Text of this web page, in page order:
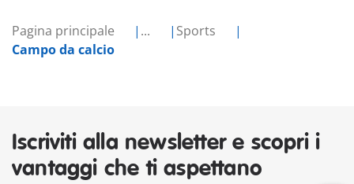
Pagina principale ...
Sports
Campo da calcio
Iscriviti alla newsletter e scopri i
vantaggi che ti aspettano